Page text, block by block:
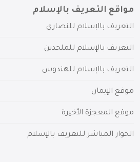
مواقع التعريف بالإسلام
التعريف بالإسلام للنصارى
التعريف بالإسلام للملحدين
التعريف بالإسلام للهندوس
موقع الإيمان
موقع المعجزة الأخيرة
الحوار المباشر للتعريف بالإسلام